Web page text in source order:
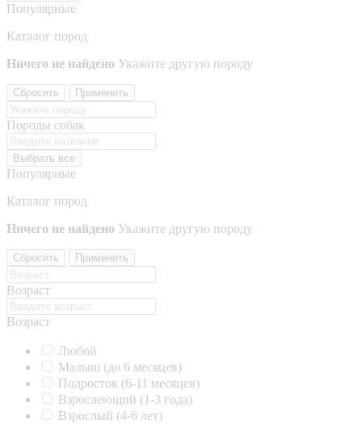
Популярные
Каталог пород
Ничего не найдено Укажите другую породу
Сбросить Применить
Породы собак
Выбрать все
Популярные
Каталог пород
Ничего не найдено Укажите другую породу
Сбросить Применить
Возраст
Возраст
Любой
Малыш (до 6 месяцев)
Подросток (6-11 месяцев)
Взрослеющий (1-3 года)
Взрослый (4-6 лет)